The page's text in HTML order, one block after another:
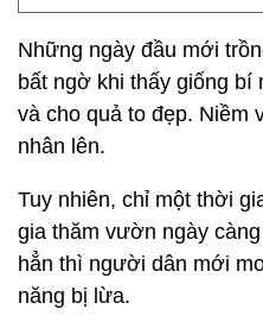
Những ngày đầu mới
bất ngờ khi thấy giống bí
và cho quả to đẹp. Niềm
nhân lên.
Tuy nhiên, chỉ một thời
gia thăm vườn ngày
hẳn thì người dân mới
năng bị lừa.